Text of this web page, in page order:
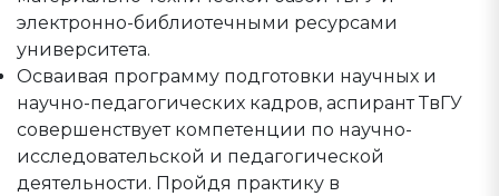
электронно-библиотечными ресурсами
университета.
Осваивая программу подготовки научных и
научно-педагогических кадров, аспирант ТвГУ
совершенствует компетенции по научно-
исследовательской и педагогической
деятельности. Пройдя практику в